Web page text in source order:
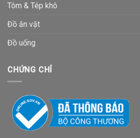
Tôm & Tép khô
Đồ ăn vặt
Đồ uống
CHỨNG CHỈ